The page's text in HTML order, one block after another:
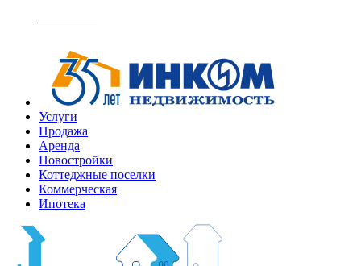
Услуги
Продажа
Аренда
Новостройки
Коттеджные поселки
Коммерческая
Ипотека